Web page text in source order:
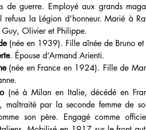
de guerre. Employé aux grands
refusa la Légion d’honneur. Marié à
Guy, Olivier et Philippe.
(née en 1939). Fille aînée de Bruno et
. Épouse d’Armand Arienti.
(née en France en 1924). Fille de
(né à Milan en Italie, décédé en
maltraité par la seconde femme de
son père. Engagé comme